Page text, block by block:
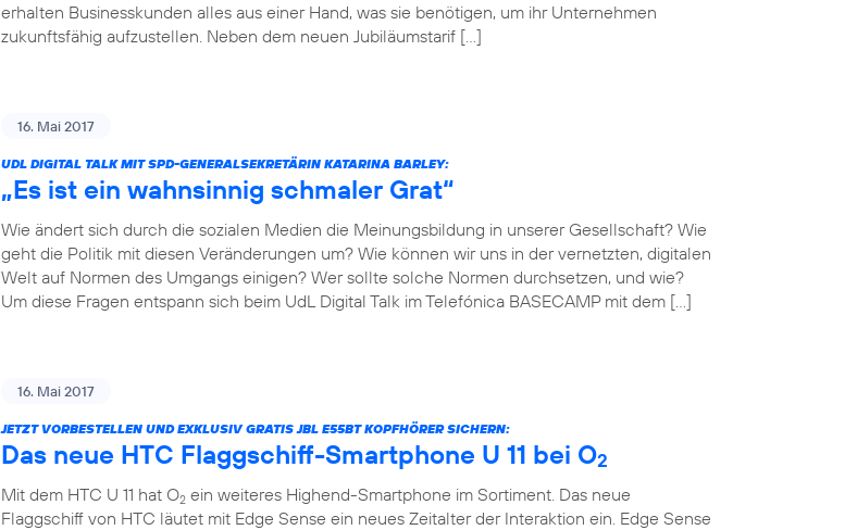
erhalten Businesskunden alles aus einer Hand, was sie benötigen, um ihr Unternehmen
zukunftsfähig aufzustellen. Neben dem neuen Jubiläumstarif […]
16. Mai 2017
UDL DIGITAL TALK MIT SPD-GENERALSEKRETÄRIN KATARINA BARLEY:
„Es ist ein wahnsinnig schmaler Grat“
Wie ändert sich durch die sozialen Medien die Meinungsbildung in unserer Gesellschaft? Wie
geht die Politik mit diesen Veränderungen um? Wie können wir uns in der vernetzten, digitalen
Welt auf Normen des Umgangs einigen? Wer sollte solche Normen durchsetzen, und wie?
Um diese Fragen entspann sich beim UdL Digital Talk im Telefónica BASECAMP mit dem […]
16. Mai 2017
JETZT VORBESTELLEN UND EXKLUSIV GRATIS JBL E55BT KOPFHÖRER SICHERN:
Das neue HTC Flaggschiff-Smartphone U 11 bei O2
Mit dem HTC U 11 hat O2 ein weiteres Highend-Smartphone im Sortiment. Das neue
Flaggschiff von HTC läutet mit Edge Sense ein neues Zeitalter der Interaktion ein. Edge Sense